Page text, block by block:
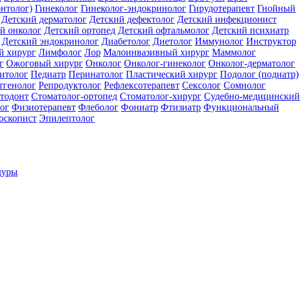
Гинеколог Гинеколог-эндокринолог Гирудотерапевт Гнойный
Детский дерматолог Детский дефектолог Детский инфекционист
онколог Детский ортопед Детский офтальмолог Детский психиатр
Детский эндокринолог Диабетолог Диетолог Иммунолог Инструктор
хирург Лимфолог Лор Малоинвазивный хирург Маммолог
Ожоговый хирург Онколог Онколог-гинеколог Онколог-дерматолог
Педиатр Перинатолог Пластический хирург Подолог (подиатр)
Репродуктолог Рефлексотерапевт Сексолог Сомнолог
Стоматолог-ортопед Стоматолог-хирург Судебно-медицинский
Физиотерапевт Флеболог Фониатр Фтизиатр Функциональный
Эпилептолог